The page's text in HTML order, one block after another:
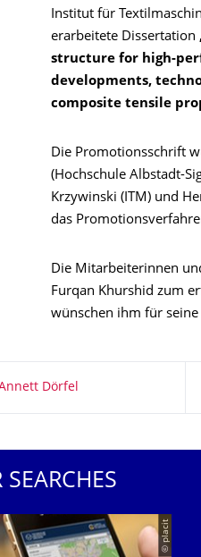
Institut für
erarbeitete Dissertation
structure for high-
developments,
composite tensile
Die Promotionsschrift
(Hochschule Albstadt-
Krzywinski (ITM) und
das
Die Mitarbeiterinnen
Furqan Khurshid zum
wünschen ihm für
Dörfel
SEARCHES
© placit